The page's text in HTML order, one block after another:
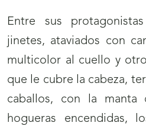
Entre sus
jinetes, ataviados con
multicolor al cuello y
que le cubre la cabeza,
caballos, con la manta
hogueras encendidas,